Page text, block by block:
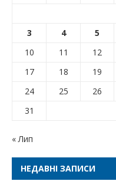
3
4 5
10
11 12
17
18 19
24
25 26
31
« Лип
НЕДАВНІ ЗАПИСИ